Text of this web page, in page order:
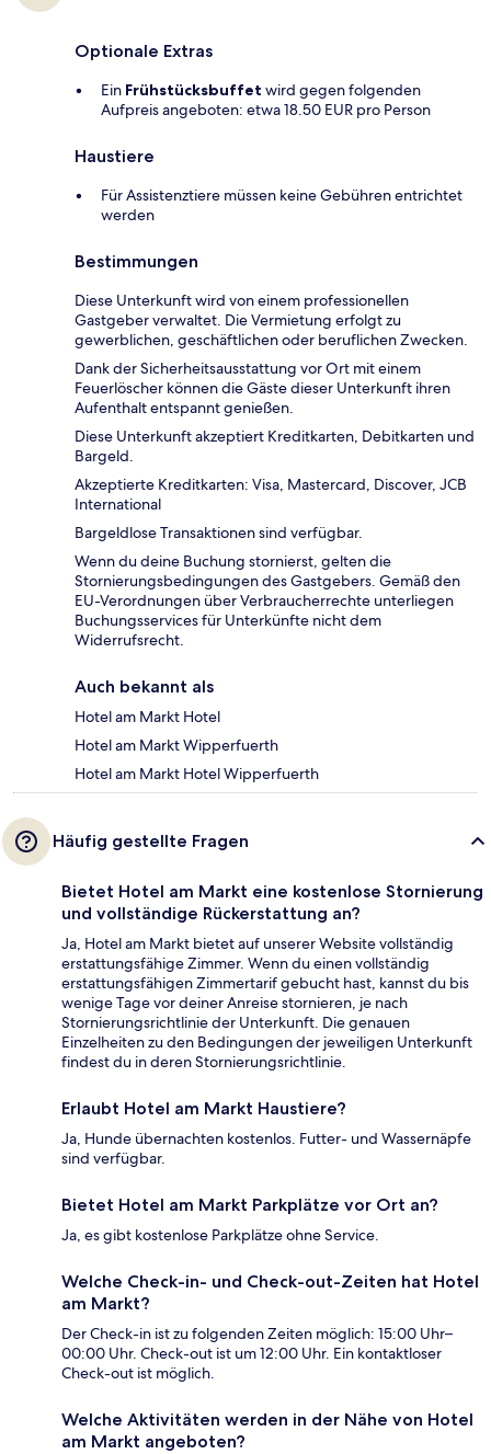
Optionale Extras
Ein Frühstücksbuffet wird gegen folgenden
Aufpreis angeboten: etwa 18.50 EUR pro Person
Haustiere
Für Assistenztiere müssen keine Gebühren entrichtet
werden
Bestimmungen
Diese Unterkunft wird von einem professionellen
Gastgeber verwaltet. Die Vermietung erfolgt zu
gewerblichen, geschäftlichen oder beruflichen Zwecken.
Dank der Sicherheitsausstattung vor Ort mit einem
Feuerlöscher können die Gäste dieser Unterkunft ihren
Aufenthalt entspannt genießen.
Diese Unterkunft akzeptiert Kreditkarten, Debitkarten und
Bargeld.
Akzeptierte Kreditkarten: Visa, Mastercard, Discover, JCB
International
Bargeldlose Transaktionen sind verfügbar.
Wenn du deine Buchung stornierst, gelten die
Stornierungsbedingungen des Gastgebers. Gemäß den
EU-Verordnungen über Verbraucherrechte unterliegen
Buchungsservices für Unterkünfte nicht dem
Widerrufsrecht.
Auch bekannt als
Hotel am Markt Hotel
Hotel am Markt Wipperfuerth
Hotel am Markt Hotel Wipperfuerth
Häufig gestellte Fragen
Bietet Hotel am Markt eine kostenlose Stornierung
und vollständige Rückerstattung an?
Ja, Hotel am Markt bietet auf unserer Website vollständig
erstattungsfähige Zimmer. Wenn du einen vollständig
erstattungsfähigen Zimmertarif gebucht hast, kannst du bis
wenige Tage vor deiner Anreise stornieren, je nach
Stornierungsrichtlinie der Unterkunft. Die genauen
Einzelheiten zu den Bedingungen der jeweiligen Unterkunft
findest du in deren Stornierungsrichtlinie.
Erlaubt Hotel am Markt Haustiere?
Ja, Hunde übernachten kostenlos. Futter- und Wassernäpfe
sind verfügbar.
Bietet Hotel am Markt Parkplätze vor Ort an?
Ja, es gibt kostenlose Parkplätze ohne Service.
Welche Check-in- und Check-out-Zeiten hat Hotel
am Markt?
Der Check-in ist zu folgenden Zeiten möglich: 15:00 Uhr–
00:00 Uhr. Check-out ist um 12:00 Uhr. Ein kontaktloser
Check-out ist möglich.
Welche Aktivitäten werden in der Nähe von Hotel
am Markt angeboten?